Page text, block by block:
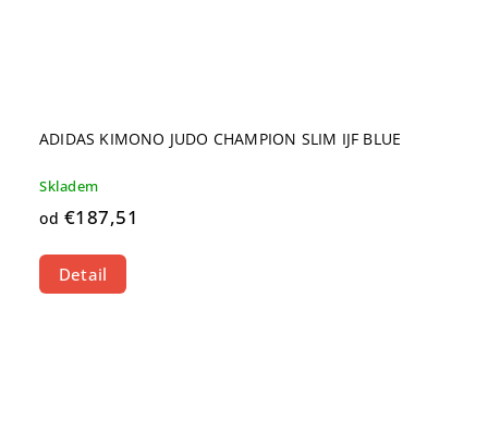
ADIDAS KIMONO JUDO CHAMPION SLIM IJF BLUE
Skladem
od €187,51
Detail